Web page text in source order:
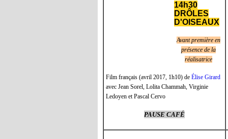
14h30
DRÔLES
D'OISEAUX
Avant première en
présence de la
réalisatrice
Film français (avril 2017, 1h10) deÉlise Girard
avec Jean Sorel, Lolita Chammah, Virginie
Ledoyen et Pascal Cervo
PAUSE CAFÉ